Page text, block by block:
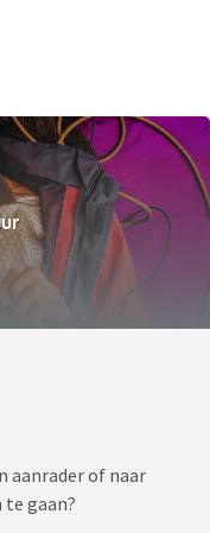
aanrader of naar
gaan?